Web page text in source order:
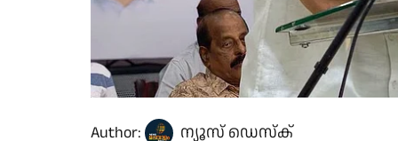
Author: ന്യൂസ് ഡെസ്ക്